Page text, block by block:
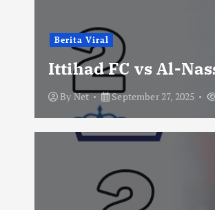
Berita Viral
Ittihad FC vs Al-
ByNet September 27, 2025